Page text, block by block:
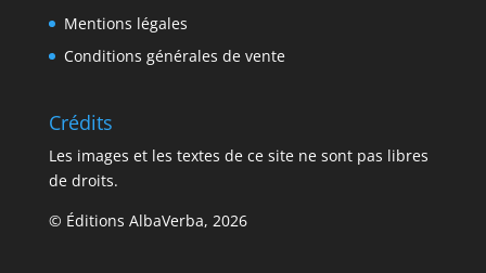
Mentions légales
Conditions générales de vente
Crédits
Les images et les textes de ce site ne sont pas libres
de droits.
© Éditions AlbaVerba, 2026